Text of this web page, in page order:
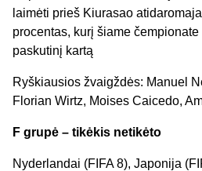
laimėti prieš Kiurasao
procentas, kurį šiame
paskutinį kartą
Ryškiausios žvaigždės: Manuel
Florian Wirtz, Moises Caicedo,
F grupė – tikėkis netikėto
Nyderlandai (FIFA 8), Japonija